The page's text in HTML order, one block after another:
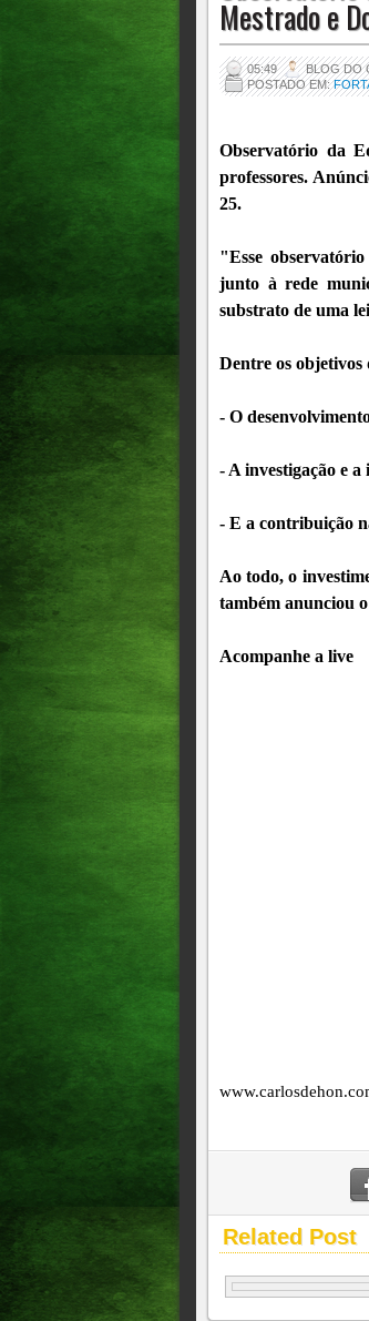
Mestrado e
05:49
BLOG DO
POSTADO EM:
Observatório da
professores.
25.
"Esse
junto à rede
substrato de uma
Dentre os objetivos
- O
- A investigação e
- E a contribuição
Ao todo, o
também anunciou
Acompanhe a live
Related Post